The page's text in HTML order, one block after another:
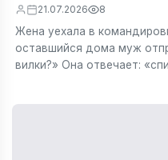
21.07.2026 8
Жена уехала в
оставшийся дома муж
вилки?» Она отвечает: